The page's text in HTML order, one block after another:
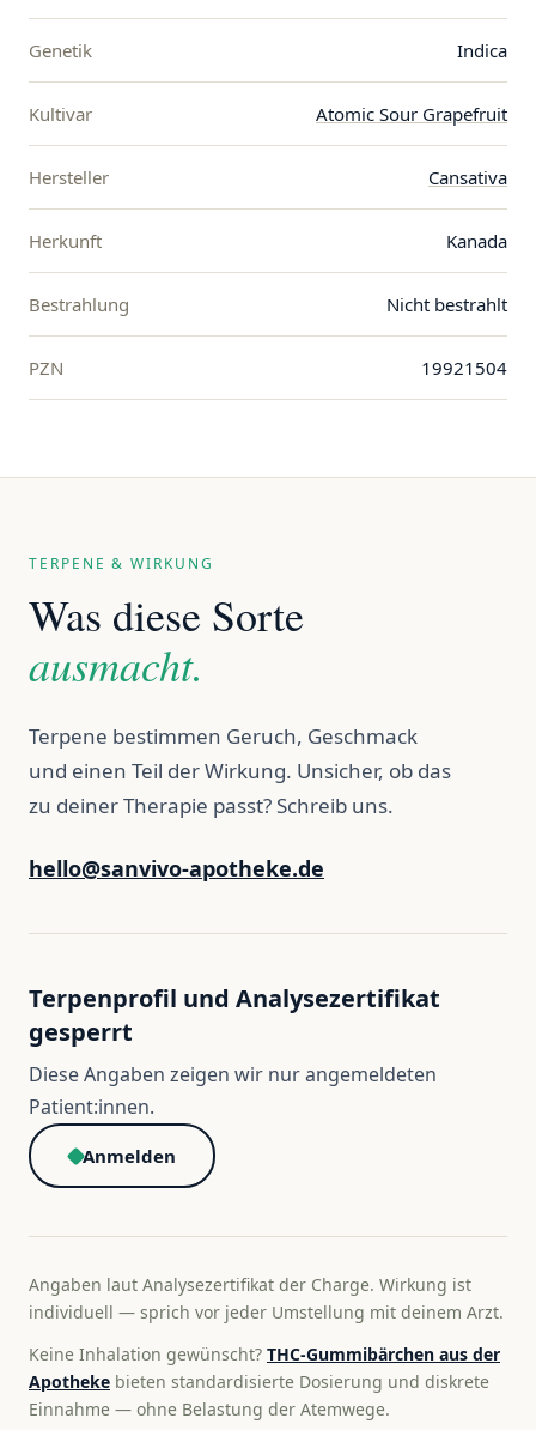
Genetik Indica
Kultivar Atomic Sour Grapefruit
Hersteller Cansativa
Herkunft Kanada
Bestrahlung Nicht bestrahlt
PZN 19921504
TERPENE & WIRKUNG
Was diese Sorte
ausmacht.
Terpene bestimmen Geruch, Geschmack
und einen Teil der Wirkung. Unsicher, ob das
zu deiner Therapie passt? Schreib uns.
hello@sanvivo-apotheke.de
Terpenprofil und Analysezertifikat
gesperrt
Diese Angaben zeigen wir nur angemeldeten
Patient:innen.
Anmelden
Angaben laut Analysezertifikat der Charge. Wirkung ist
individuell — sprich vor jeder Umstellung mit deinem Arzt.
Keine Inhalation gewünscht? THC-Gummibärchen aus der
Apotheke bieten standardisierte Dosierung und diskrete
Einnahme — ohne Belastung der Atemwege.